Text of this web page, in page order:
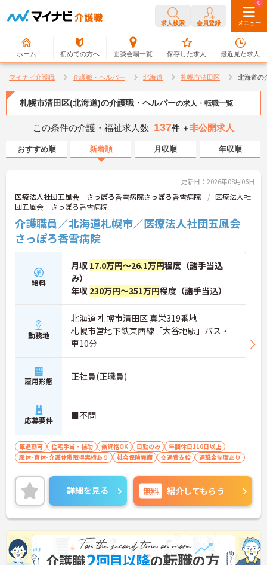
求人検索 会員登録 メニュー
ホーム 初めての方へ 面談会場一覧
0
保存した求人
0
最近見た求人
マイナビ介護職 介護職・ヘルパー 北海道 札幌市清田区 北海道の
札幌市清田区(北海道)の介護職・ヘルパーの求人・転職一覧
この条件の介護・福祉求人数 137件 ＋非公開求人
おすすめ順 新着順 月収順 年収順
更新日：2026年08月06日
医療法人社団五風会 さっぽろ香雪病院さっぽろ香雪病院
医療法人社
団五風会 さっぽろ香雪病院
介護職員／北海道札幌市／医療法人社団五風会
さっぽろ香雪病院
給料
月収 17.0万円～26.1万円程度（諸手当込
み）
年収 230万円～351万円程度（諸手当込）
勤務地
北海道 札幌市清田区 真栄319番地
札幌市営地下鉄東西線「大谷地駅」バス・
車10分
雇用形態 正社員(正職員)
応募要件 ■不問
車通勤可 住宅手当・補助 無資格OK 日勤のみ
年間休日110日以上
産休･育休･介護休暇取得実績あり
社会保険完備 交通費支給 退職金制度あり
詳細を見る 無料 紹介してもらう